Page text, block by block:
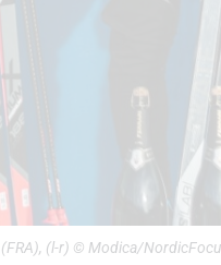
(FRA), (l-r) © Modica/